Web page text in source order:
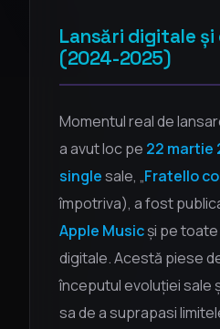
Lansări digitale
(2024-2025)
Momentul real de
a avut loc pe 22 martie
singlesale, „Fratello
împotriva), a fost
Apple Musicși pe
digitale. Acestă piese
începutul evoluției sale
sa de a suprapasi